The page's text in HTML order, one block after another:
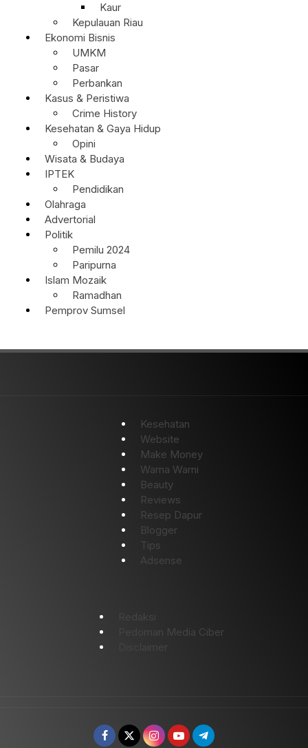
Kaur
Kepulauan Riau
Ekonomi Bisnis
UMKM
Pasar
Perbankan
Kasus & Peristiwa
Crime History
Kesehatan & Gaya Hidup
Opini
Wisata & Budaya
IPTEK
Pendidikan
Olahraga
Advertorial
Politik
Pemilu 2024
Paripurna
Islam Mozaik
Ramadhan
Pemprov Sumsel
Kesehatan
Website
Make Money
Warna Warni
Beauty
Reviews
Resep Dapur
Blogger
Tips
Adsense
Redaksi
Pedoman Media Ciber